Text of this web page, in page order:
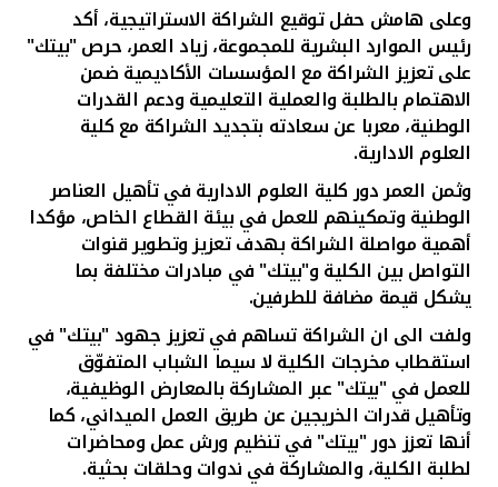
ماليزيا
تركيا
مصر
المملكة المتحدة
مملكة البحرين
وعلى هامش حفل توقيع الشراكة الاستراتيجية، أكد
رئيس الموارد البشرية للمجموعة، زياد العمر، حرص "بيتك"
على تعزيز الشراكة مع المؤسسات الأكاديمية ضمن
الاهتمام بالطلبة والعملية التعليمية ودعم القدرات
الوطنية، معربا عن سعادته بتجديد الشراكة مع كلية
العلوم الادارية.
وثمن العمر دور كلية العلوم الادارية في تأهيل العناصر
الوطنية وتمكينهم للعمل في بيئة القطاع الخاص، مؤكدا
أهمية مواصلة الشراكة بهدف تعزيز وتطوير قنوات
التواصل بين الكلية و"بيتك" في مبادرات مختلفة بما
يشكل قيمة مضافة للطرفين.
ولفت الى ان الشراكة تساهم في تعزيز جهود "بيتك" في
استقطاب مخرجات الكلية لا سيما الشباب المتفوّق
للعمل في "بيتك" عبر المشاركة بالمعارض الوظيفية،
وتأهيل قدرات الخريجين عن طريق العمل الميداني، كما
أنها تعزز دور "بيتك" في تنظيم ورش عمل ومحاضرات
لطلبة الكلية،والمشاركة في ندوات وحلقات بحثية.